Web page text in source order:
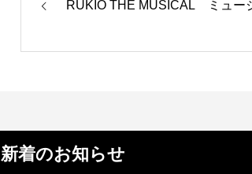
RUKIO THE MUSICAL ミュー
新着のお知らせ